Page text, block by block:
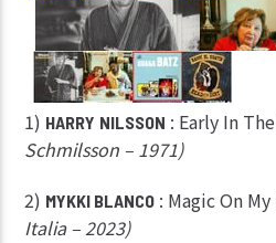
1) HARRY NILSSON : Early In
Schmilsson – 1971)
2) MYKKI BLANCO : Magic On
Italia – 2023)